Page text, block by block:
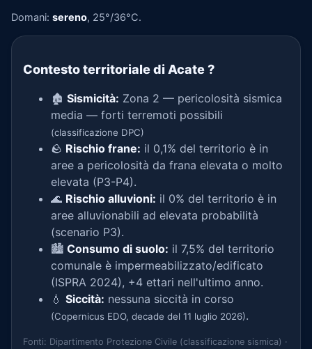
Domani: sereno, 25°/36°C.
Contesto territoriale di Acate?
🏚️ Sismicità: Zona 2 — pericolosità sismica
media — forti terremoti possibili
(classificazione DPC)
🪨 Rischio frane: il 0,1% del territorio è in
aree a pericolosità da frana elevata o molto
elevata (P3-P4).
🌊 Rischio alluvioni: il 0% del territorio è in
aree alluvionabili ad elevata probabilità
(scenario P3).
🏙️ Consumo di suolo: il 7,5% del territorio
comunale è impermeabilizzato/edificato
(ISPRA 2024), +4 ettari nell'ultimo anno.
💧 Siccità: nessuna siccità in corso
(Copernicus EDO, decade del 11 luglio 2026).
Fonti: Dipartimento Protezione Civile (classificazione sismica) ·